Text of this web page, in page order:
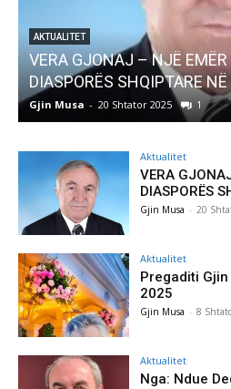
AKTUALITET
Pregaditi Gjin
Gjin Musa - 8 Shtator
Aktualitet
VERA
DIASPORËS
Gjin Musa - 20
Aktualitet
Pregaditi
2025
Gjin Musa - 8
Aktualitet
Nga: Ndue